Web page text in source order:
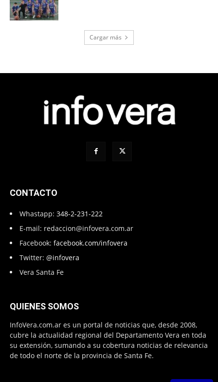
Cargar más
CONTACTO
Whastapp: 348-2-231-222
E-mail: redaccion@infovera.com.ar
Facebook: facebook.com/infovera
Twitter: @infovera
Vera Santa Fe
QUIENES SOMOS
InfoVera.com.ar es un portal de noticias que, desde 2008,
cubre la actualidad regional del Departamento Vera en toda
su extensión, sumando a su cobertura noticias de relevancia
de todo el norte de la provincia de Santa Fe.